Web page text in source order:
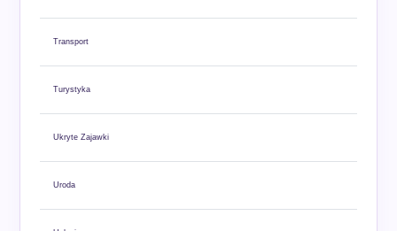
Transport
Turystyka
Ukryte Zajawki
Uroda